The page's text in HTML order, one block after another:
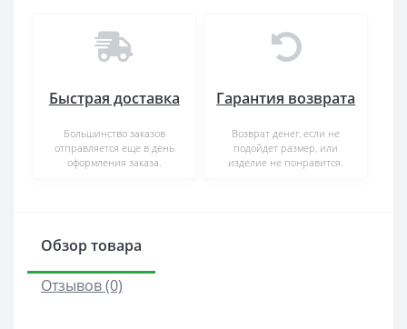
Быстрая доставка
Большинство заказов
отправляется еще в день
оформления заказа.
Гарантия возврата
Возврат денег, если не
подойдет размер, или
изделие не понравится.
Обзор товара
Отзывов (0)